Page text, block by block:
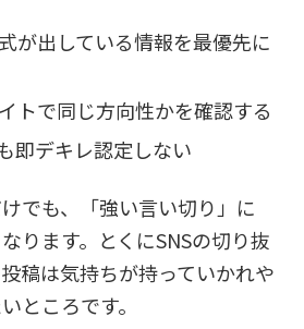
が出している情報を最優先に
トで同じ方向性かを確認する
即デキレ認定しない
でも、「強い言い切り」に
ります。とくにSNSの切り抜
稿は気持ちが持っていかれや
ところです。